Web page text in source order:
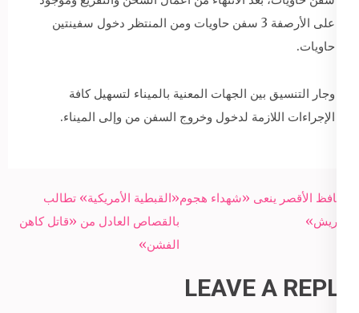
على الأرصفة 3 سفن حاويات ومن المنتظر دخول سفينتين
حاويات.
وجار التنسيق بين الجهات المعنية بالميناء لتسهيل كافة
الإجراءات اللازمة لدخول وخروج السفن من وإلى الميناء.
Post
navigation
«القبطية الأمريكية» تطالب
بالقصاص العادل من «قاتل كاهن
الفشن»
محافظ الأقصر ينعى «شهداء هجوم
العريش»
LEAVE A REPLY